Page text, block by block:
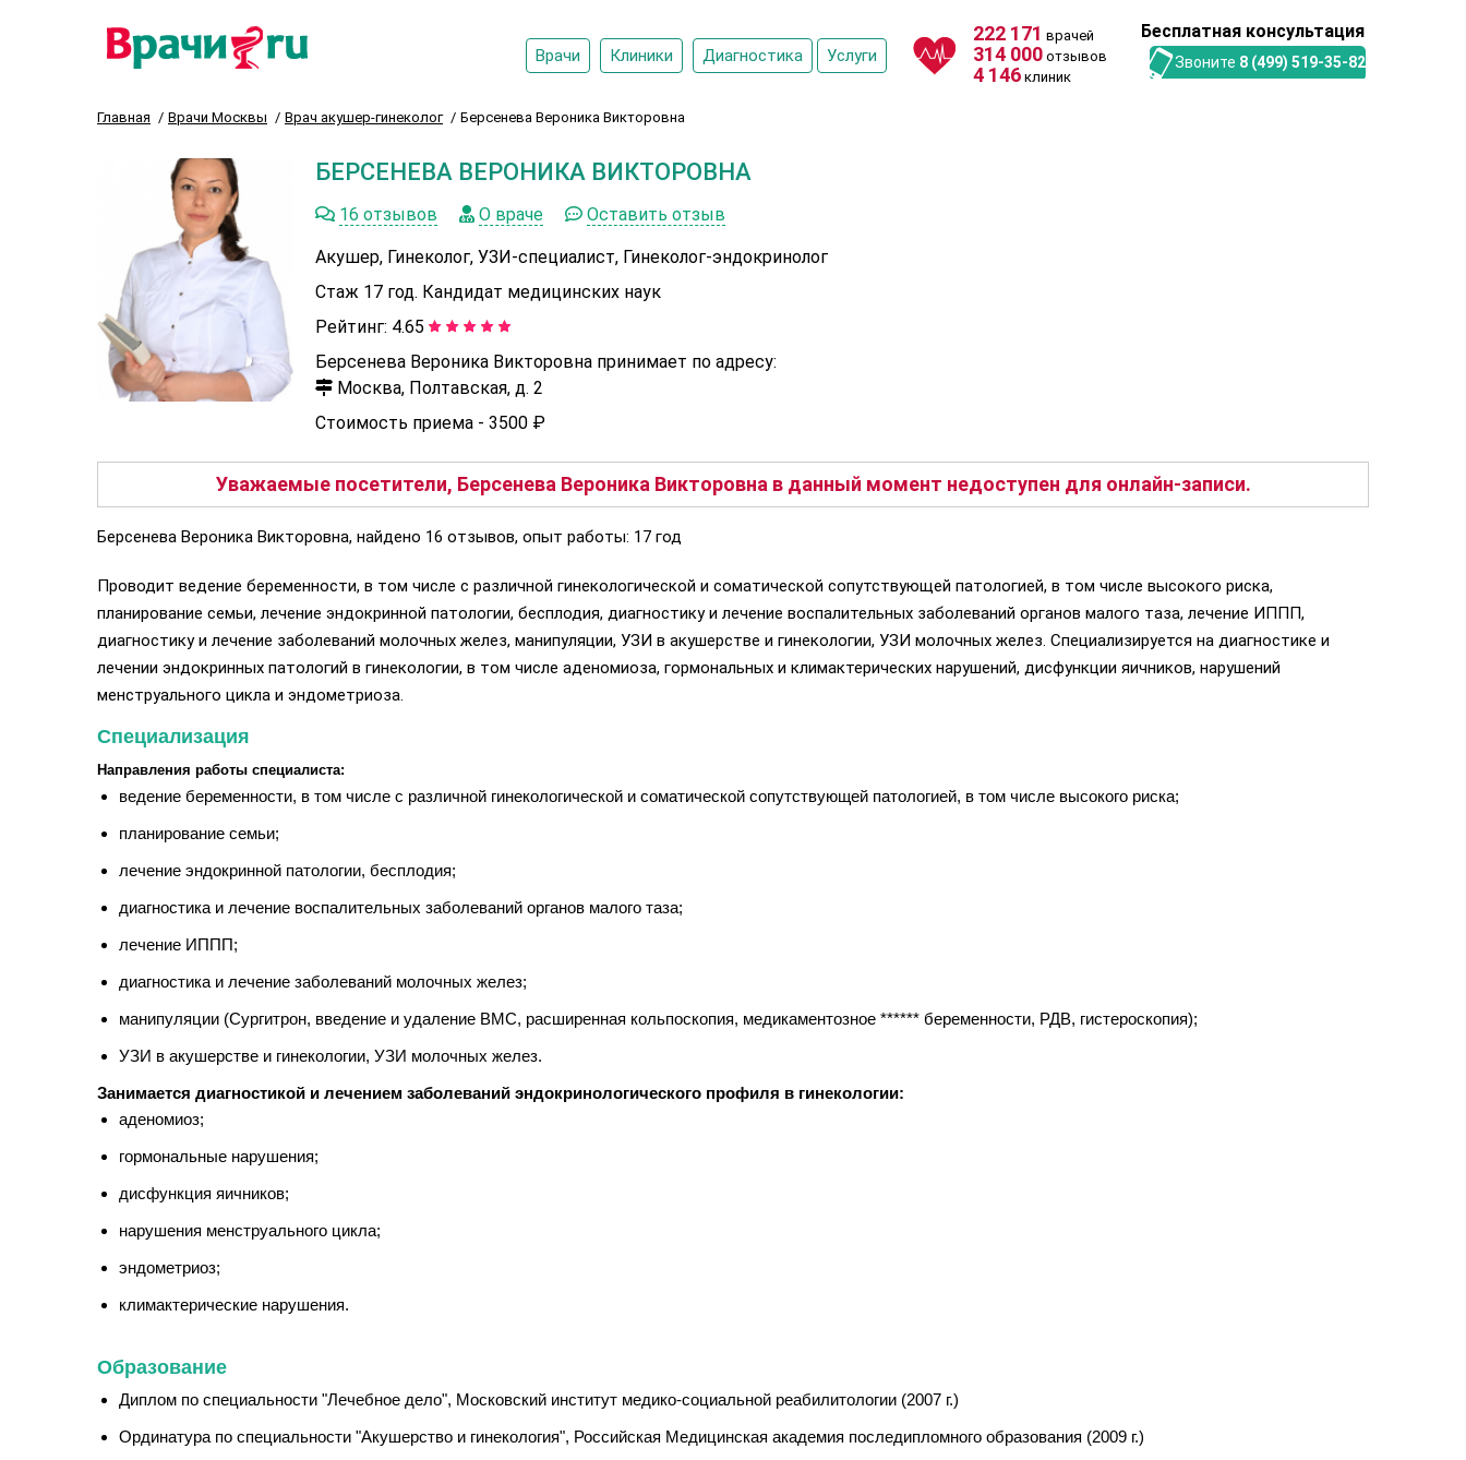
Врачи Клиники Диагностика Услуги
222 171 врачей
314 000 отзывов
4 146 клиник
Бесплатная консультация
Звоните 8 (499) 519-35-82
Главная Врачи Москвы Врач акушер-гинеколог Берсенева Вероника Викторовна
БЕРСЕНЕВА ВЕРОНИКА ВИКТОРОВНА
16 отзывов О враче Оставить отзыв
Акушер, Гинеколог, УЗИ-специалист, Гинеколог-эндокринолог
Стаж 17 год. Кандидат медицинских наук
Рейтинг: 4.65
Берсенева Вероника Викторовна принимает по адресу:
Москва, Полтавская, д. 2
Стоимость приема - 3500 ₽
Уважаемые посетители, Берсенева Вероника Викторовна в данный момент недоступен для онлайн-записи.
Берсенева Вероника Викторовна, найдено 16 отзывов, опыт работы: 17 год
Проводит ведение беременности, в том числе с различной гинекологической и соматической сопутствующей патологией, в том числе высокого риска,
планирование семьи, лечение эндокринной патологии, бесплодия, диагностику и лечение воспалительных заболеваний органов малого таза, лечение ИППП,
диагностику и лечение заболеваний молочных желез, манипуляции, УЗИ в акушерстве и гинекологии, УЗИ молочных желез. Специализируется на диагностике и
лечении эндокринных патологий в гинекологии, в том числе аденомиоза, гормональных и климактерических нарушений, дисфункции яичников, нарушений
менструального цикла и эндометриоза.
Специализация
Направления работы специалиста:
ведение беременности, в том числе с различной гинекологической и соматической сопутствующей патологией, в том числе высокого риска;
планирование семьи;
лечение эндокринной патологии, бесплодия;
диагностика и лечение воспалительных заболеваний органов малого таза;
лечение ИППП;
диагностика и лечение заболеваний молочных желез;
манипуляции (Сургитрон, введение и удаление ВМС, расширенная кольпоскопия, медикаментозное ****** беременности, РДВ, гистероскопия);
УЗИ в акушерстве и гинекологии, УЗИ молочных желез.
Занимается диагностикой и лечением заболеваний эндокринологического профиля в гинекологии:
аденомиоз;
гормональные нарушения;
дисфункция яичников;
нарушения менструального цикла;
эндометриоз;
климактерические нарушения.
Образование
Диплом по специальности "Лечебное дело", Московский институт медико-социальной реабилитологии (2007 г.)
Ординатура по специальности "Акушерство и гинекология", Российская Медицинская академия последипломного образования (2009 г.)